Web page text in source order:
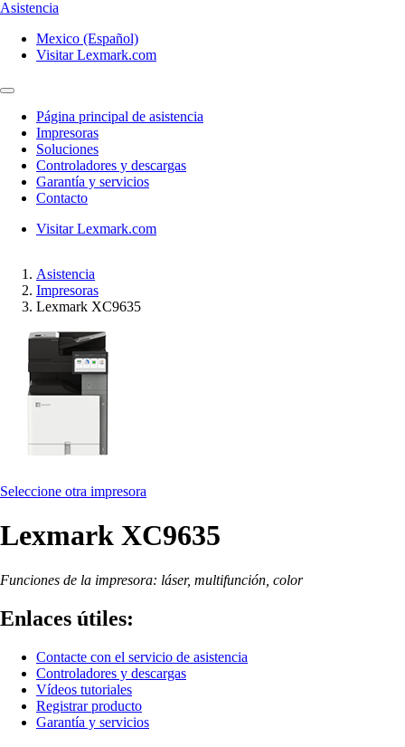
Asistencia
Mexico (Español)
Visitar Lexmark.com
Página principal de asistencia
Impresoras
Soluciones
Controladores y descargas
Garantía y servicios
Contacto
Visitar Lexmark.com
Asistencia
Impresoras
Lexmark XC9635
Seleccione otra impresora
Lexmark XC9635
Funciones de la impresora: láser, multifunción, color
Enlaces útiles:
Contacte con el servicio de asistencia
Controladores y descargas
Vídeos tutoriales
Registrar producto
Garantía y servicios